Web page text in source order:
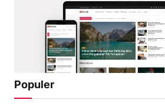
Populer